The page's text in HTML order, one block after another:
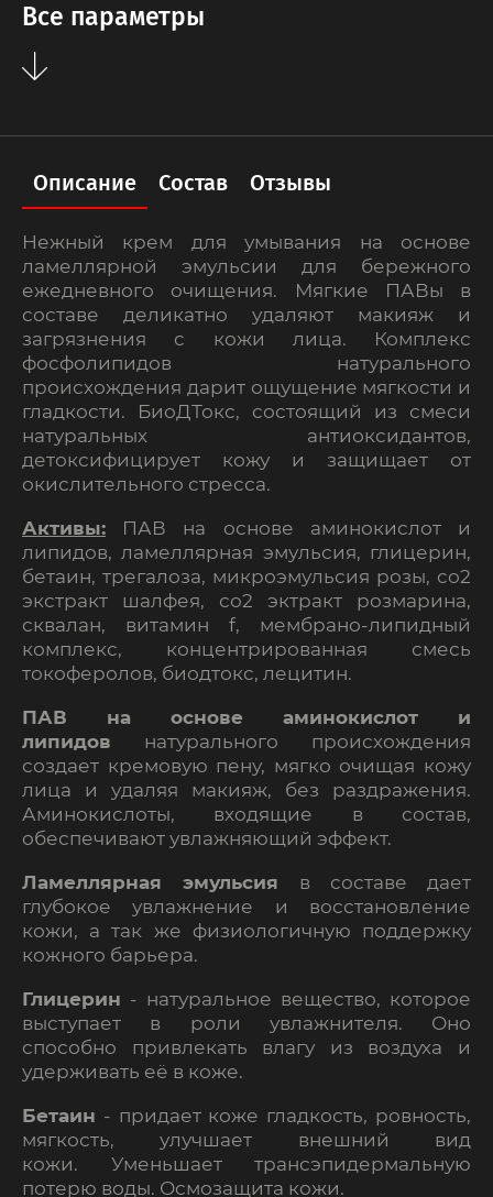
Все параметры
Описание Состав Отзывы
Нежный крем для умывания на основе
ламеллярной эмульсии для бережного
ежедневного очищения. Мягкие ПАВы в
составе деликатно удаляют макияж и
загрязнения с кожи лица. Комплекс
фосфолипидов натурального
происхождения дарит ощущение мягкости и
гладкости. БиоДТокс, состоящий из смеси
натуральных антиоксидантов,
детоксифицирует кожу и защищает от
окислительного стресса.
Активы: ПАВ на основе аминокислот и
липидов, ламеллярная эмульсия, глицерин,
бетаин, трегалоза, микроэмульсия розы, со2
экстракт шалфея, со2 эктракт розмарина,
сквалан, витамин f, мембрано-липидный
комплекс, концентрированная смесь
токоферолов, биодтокс, лецитин.
ПАВ на основе аминокислот и
липидов натурального происхождения
создает кремовую пену, мягко очищая кожу
лица и удаляя макияж, без раздражения.
Аминокислоты, входящие в состав,
обеспечивают увлажняющий эффект.
Ламеллярная эмульсия в составе дает
глубокое увлажнение и восстановление
кожи, а так же физиологичную поддержку
кожного барьера.
Глицерин - натуральное вещество, которое
выступает в роли увлажнителя. Оно
способно привлекать влагу из воздуха и
удерживать её в коже.
Бетаин - придает коже гладкость, ровность,
мягкость, улучшает внешний вид
кожи.
Уменьшает трансэпидермальную
потерю воды. Осмозащита кожи.